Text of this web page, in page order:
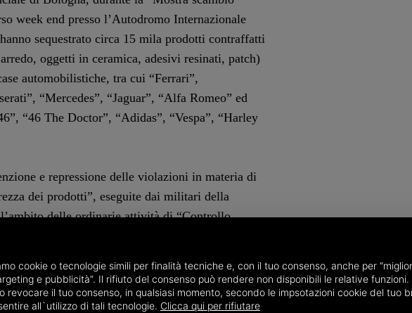
week end presso l’Autodromo Internazionale
sequestrato circa 15 mila prodotti contraffatti
oggetti in ceramica, adesivi resinati, patch)
automobilistiche, tra cui “Ferrari”,
“Mercedes”, “Jaguar”, “Alfa Romeo” ed
“46 The Doctor”, “Adidas”, “Vespa”, “Harley
e repressione delle violazioni in materia di
dei prodotti”, eseguite dai militari della
delle ordinarie attività di “Controllo
di denunciare, alla competente Procura
I circa 15 mila articoli sequestrati,
un illecito profitto per oltre 50 mila euro.
cookie o tecnologie simili per finalità tecniche e, con il tuo consenso, anche per
e pubblicità”. Il rifiuto del consenso può rendere non disponibili le relative funzioni.
revocare il tuo consenso, in qualsiasi momento, secondo le impsotazioni cookie del tuo
all`utilizzo di tali tecnologie. Clicca qui per rifiutare